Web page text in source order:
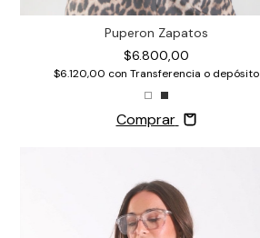
Puperon Zapatos
$6.800,00
$6.120,00 con Transferencia o depósito
Comprar